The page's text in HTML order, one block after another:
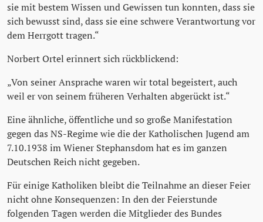
sie mit bestem Wissen und Gewissen tun konnten, dass sie
sich bewusst sind, dass sie eine schwere Verantwortung vor
dem Herrgott tragen.“
Norbert Ortel erinnert sich rückblickend:
„Von seiner Ansprache waren wir total begeistert, auch
weil er von seinem früheren Verhalten abgerückt ist.“
Eine ähnliche, öffentliche und so große Manifestation
gegen das NS-Regime wie die der Katholischen Jugend am
7.10.1938 im Wiener Stephansdom hat es im ganzen
Deutschen Reich nicht gegeben.
Für einige Katholiken bleibt die Teilnahme an dieser Feier
nicht ohne Konsequenzen: In den der Feierstunde
folgenden Tagen werden die Mitglieder des Bundes